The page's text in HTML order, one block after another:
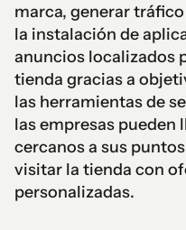
marca, generar
la instalación de
anuncios localizados
tienda gracias a
las herramientas de
las empresas pueden
cercanos a sus
visitar la tienda con
personalizadas.